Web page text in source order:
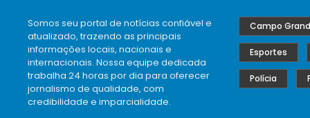
Somos seu portal de notícias confiável e
atualizado, trazendo as principais
informações locais, nacionais e
internacionais. Nossa equipe dedicada
trabalha 24 horas por dia para oferecer
jornalismo de qualidade, com
credibilidade e imparcialidade.
Campo
Esportes
Polícia